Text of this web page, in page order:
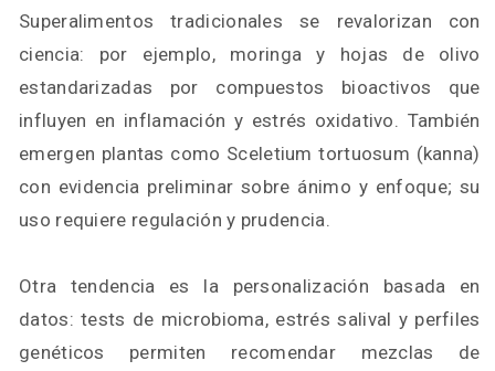
Superalimentos tradicionales se revalorizan con
ciencia: por ejemplo, moringa y hojas de olivo
estandarizadas por compuestos bioactivos que
influyen en inflamación y estrés oxidativo. También
emergen plantas como Sceletium tortuosum (kanna)
con evidencia preliminar sobre ánimo y enfoque; su
uso requiere regulación y prudencia.
Otra tendencia es la personalización basada en
datos: tests de microbioma, estrés salival y perfiles
genéticos permiten recomendar mezclas de